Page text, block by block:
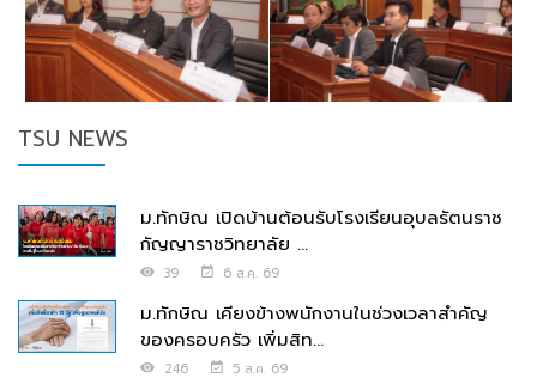
TSU NEWS
ม.ทักษิณ เปิดบ้านต้อนรับโรงเรียนอุบลรัตนราช
กัญญาราชวิทยาลัย ...
39 6 ส.ค. 69
ม.ทักษิณ เคียงข้างพนักงานในช่วงเวลาสำคัญ
ของครอบครัว เพิ่มสิท...
246 5 ส.ค. 69